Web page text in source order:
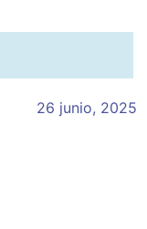
26 junio, 2025